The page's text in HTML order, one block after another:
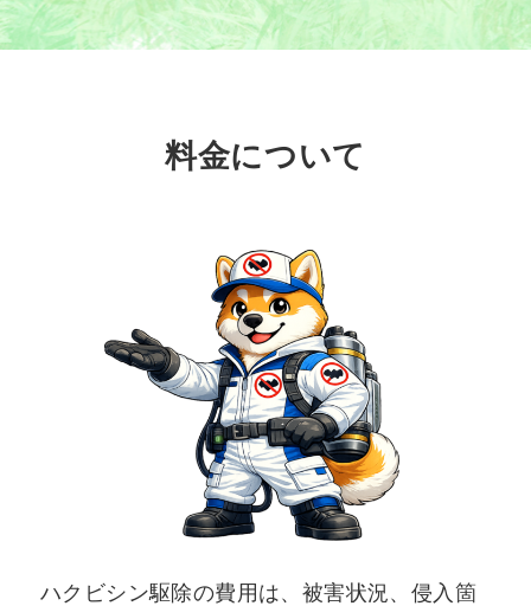
料金について
ハクビシン駆除の費用は、被害状況、侵入箇